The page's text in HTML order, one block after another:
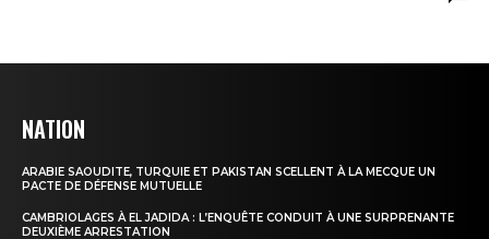
l'intelligence de
NATION
ARABIE SAOUDITE, TURQUIE ET PAKISTAN SCELLENT À LA MECQUE UN
PACTE DE DÉFENSE MUTUELLE
CAMBRIOLAGES À EL JADIDA : L’ENQUÊTE CONDUIT À UNE SURPRENANTE
DEUXIÈME ARRESTATION